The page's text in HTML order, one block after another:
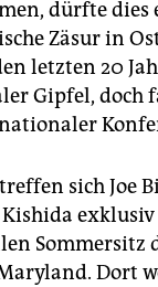
dürfte dies
Zäsur in
letzten 20
Gipfel, doch
sich Joe
Sommersitz
Dort